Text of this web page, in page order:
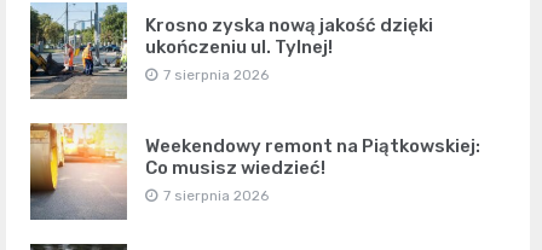
Krosno zyska nową jakość dzięki
ukończeniu ul. Tylnej!
7 sierpnia 2026
Weekendowy remont na Piątkowskiej:
Co musisz wiedzieć!
7 sierpnia 2026